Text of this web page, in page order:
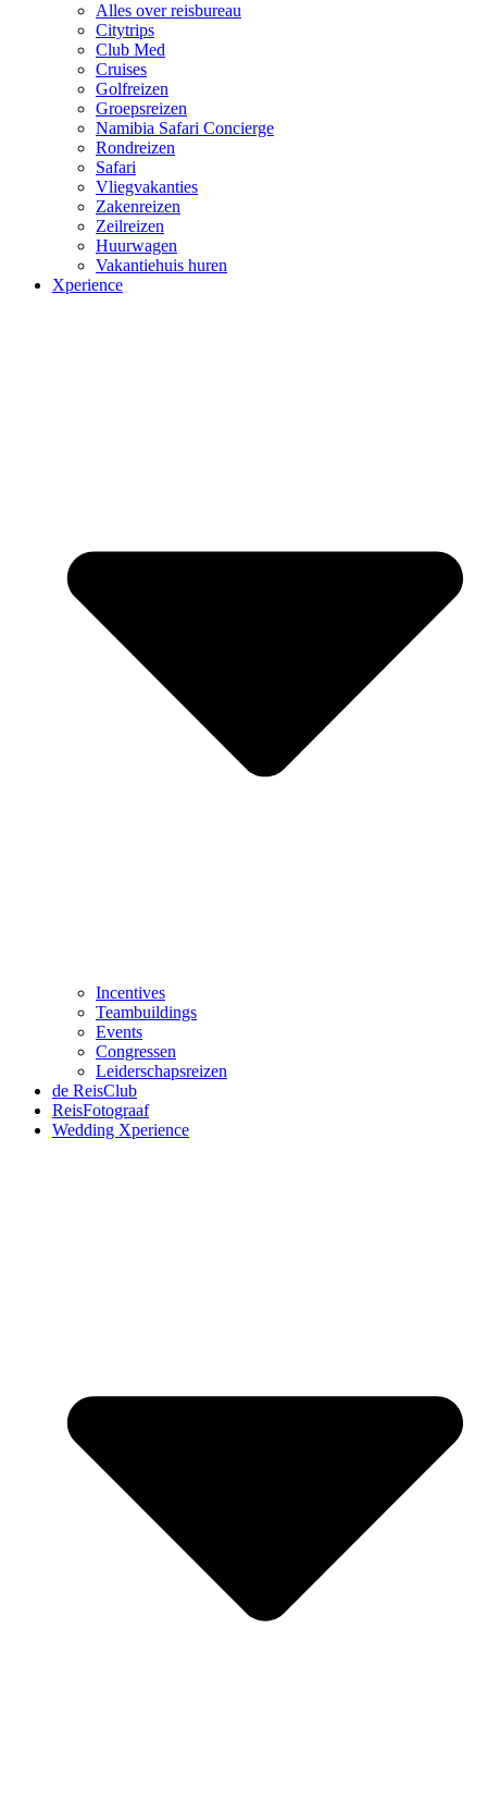
Alles over reisbureau
Citytrips
Club Med
Cruises
Golfreizen
Groepsreizen
Namibia Safari Concierge
Rondreizen
Safari
Vliegvakanties
Zakenreizen
Zeilreizen
Huurwagen
Vakantiehuis huren
Xperience
Incentives
Teambuildings
Events
Congressen
Leiderschapsreizen
de ReisClub
ReisFotograaf
Wedding Xperience